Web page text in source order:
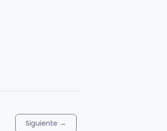
Siguiente →